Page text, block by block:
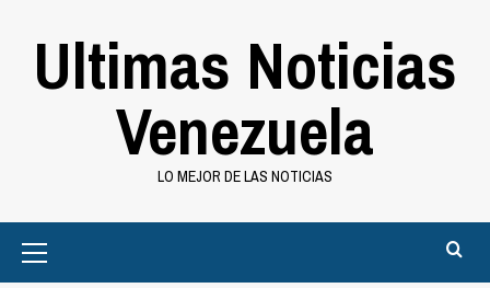
Ultimas Noticias
Venezuela
LO MEJOR DE LAS NOTICIAS
Menu